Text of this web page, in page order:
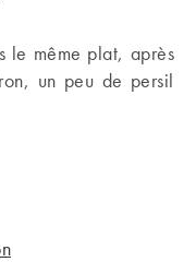
le même plat, après
un peu de persil